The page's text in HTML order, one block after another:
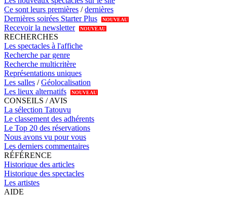
Ce sont leurs premières /dernières
Dernières soirées Starter Plus
NOUVEAU
Recevoir la newsletter NOUVEAU
RECHERCHES
Les spectacles à l'affiche
Recherche par genre
Recherche multicritère
Représentations uniques
Les salles /Géolocalisation
Les lieux alternatifs
NOUVEAU
CONSEILS / AVIS
La sélection Tatouvu
Le classement des adhérents
Le Top 20 des réservations
Nous avons vu pour vous
Les derniers commentaires
RÉFÉRENCE
Historique des articles
Historique des spectacles
Les artistes
AIDE